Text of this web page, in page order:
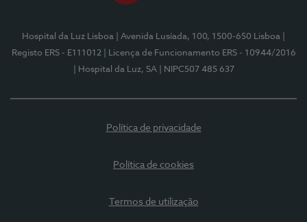
Hospital da Luz Lisboa | Avenida Lusíada, 100, 1500-650 Lisboa
Registo ERS - E111012
| Licença de Funcionamento ERS - 10944/2016
| Hospital da Luz, SA
| NIPC507 485 637
Política de privacidade
Política de cookies
Termos de utilização